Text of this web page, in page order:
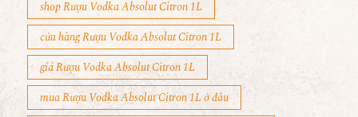
shop Rượu Vodka Absolut Citron 1L
cửa hàng Rượu Vodka Absolut Citron 1L
giá Rượu Vodka Absolut Citron 1L
mua Rượu Vodka Absolut Citron 1L ở đâu